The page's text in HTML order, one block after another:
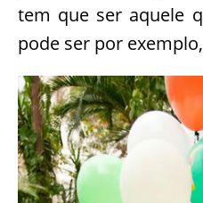
tem que ser aquele
pode ser por